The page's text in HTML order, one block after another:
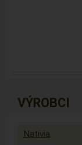
VÝROBCI
Nativia